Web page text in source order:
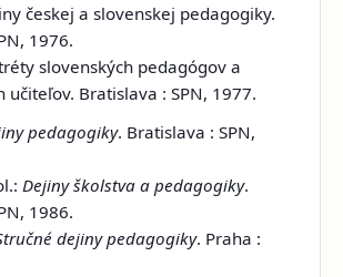
českej a slovenskej pedagogiky.
1976.
slovenských pedagógov a
učiteľov. Bratislava : SPN, 1977.
pedagogiky. Bratislava : SPN,
Dejiny školstva a pedagogiky.
1986.
dejiny pedagogiky. Praha :